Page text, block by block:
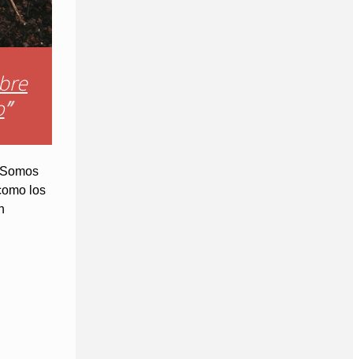
”
los